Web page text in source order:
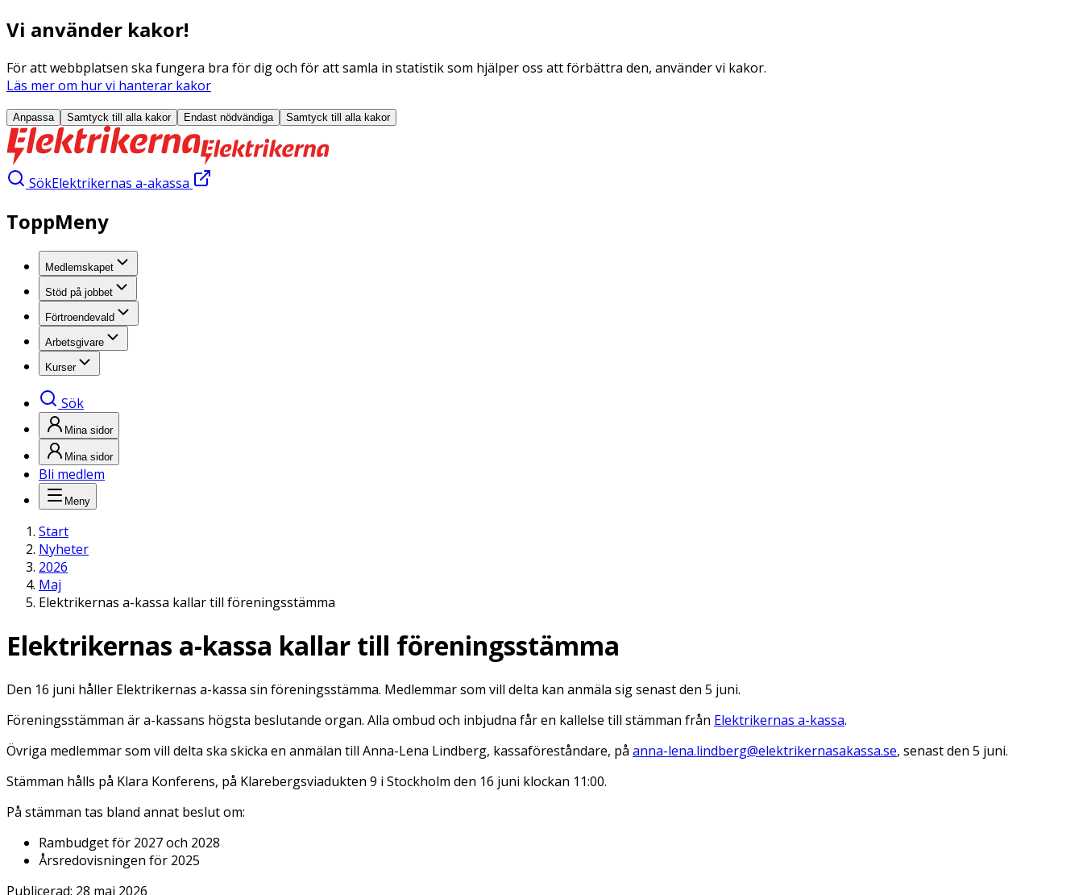
Vi använder kakor!
För att webbplatsen ska fungera bra för dig och för att samla in statistik som hjälper oss att förbättra den, använder vi kakor.
Läs mer om hur vi hanterar kakor
Anpassa Samtyck till alla kakor Endast nödvändiga Samtyck till alla kakor
SökElektrikernas a-akassa
ToppMeny
Medlemskapet
Stöd på jobbet
Förtroendevald
Arbetsgivare
Kurser
Sök
Mina sidor
Mina sidor
Bli medlem
Meny
Start
Nyheter
2026
Maj
Elektrikernas a-kassa kallar till föreningsstämma
Elektrikernas a-kassa kallar till föreningsstämma
Den 16 juni håller Elektrikernas a-kassa sin föreningsstämma. Medlemmar som vill delta kan anmäla sig senast den 5 juni.
Föreningsstämman är a-kassans högsta beslutande organ. Alla ombud och inbjudna får en kallelse till stämman från Elektrikernas a-kassa.
Övriga medlemmar som vill delta ska skicka en anmälan till Anna-Lena Lindberg, kassaföreståndare, på anna-lena.lindberg@elektrikernasakassa.se, senast den 5 juni.
Stämman hålls på Klara Konferens, på Klarebergsviadukten 9 i Stockholm den 16 juni klockan 11:00.
På stämman tas bland annat beslut om:
Rambudget för 2027 och 2028
Årsredovisningen för 2025
Publicerad: 28 maj 2026